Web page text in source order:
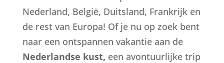
Nederland, België, Duitsland, Frankrijk en
de rest van Europa! Of je nu op zoek bent
naar een ontspannen vakantie aan de
Nederlandse kust, een avontuurlijke trip